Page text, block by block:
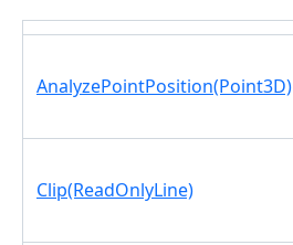
AnalyzePointPosition(Point3D)
Clip(ReadOnlyLine)